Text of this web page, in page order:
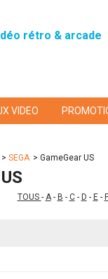
rétro & arcade
VIDEO
> SEGA > GameGear US
TOUS - A- B - C- D - E- F